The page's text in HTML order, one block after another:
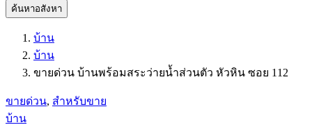
ค้นหาอสังหา
บ้าน
บ้าน
ขายด่วน บ้านพร้อมสระว่ายน้ำส่วนตัว หัวหิน ซอย 112
ขายด่วน, สำหรับขาย
บ้าน